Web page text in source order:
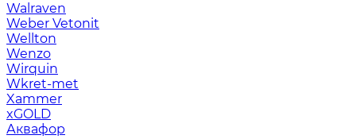
Walraven
Weber Vetonit
Wellton
Wenzo
Wirquin
Wkret-met
Xammer
xGOLD
Аквафор